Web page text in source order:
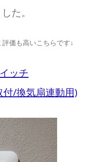
た。
価も高いこちらです↓
ッチ
付/換気扇連動用)